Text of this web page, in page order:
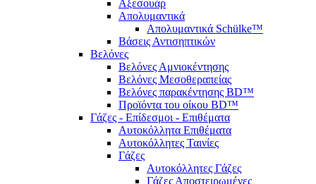
Αξεσουάρ
Απολυμαντικά
Απολυμαντικά Schülke™
Βάσεις Αντισηπτικών
Βελόνες
Βελόνες Αμνιοκέντησης
Βελόνες Μεσοθεραπείας
Βελόνες παρακέντησης BD™
Προϊόντα του οίκου BD™
Γάζες - Επίδεσμοι - Επιθέματα
Αυτοκόλλητα Επιθέματα
Αυτοκόλλητες Ταινίες
Γάζες
Αυτοκόλλητες Γάζες
Γάζες Αποστειρωμένες